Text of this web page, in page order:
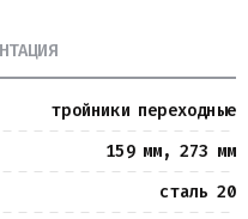
тройники переходные
159 мм, 273 мм
сталь 20